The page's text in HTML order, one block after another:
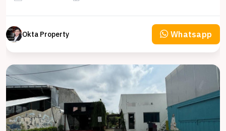
Okta Property Whatsapp